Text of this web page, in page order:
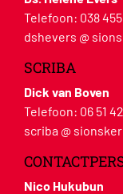
Telefoon: 038
dshevers @
SCRIBA
Dick van Boven
Telefoon: 06 51
scriba @
Nico Hukubun